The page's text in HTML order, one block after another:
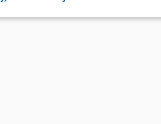
Szombathely városának
században, hasonló
kívül. Tartottak itt
források szerint a
a város a nevét:
a 2025/26-os bajnoki
Ferencváros vendégeként
első félidejében
gyors támadásokkal